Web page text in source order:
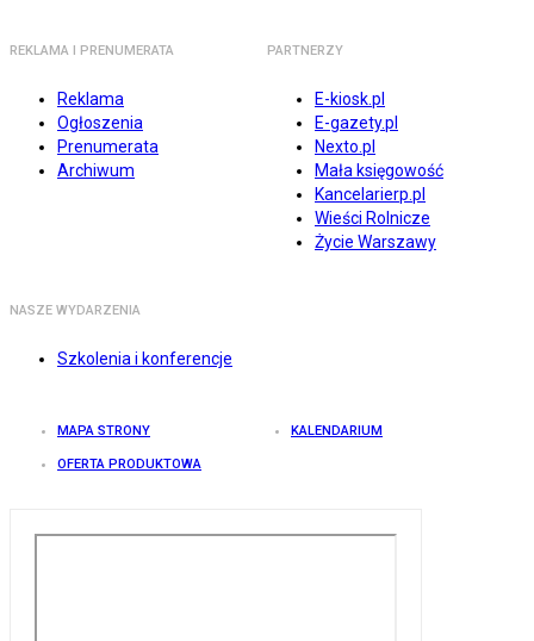
REKLAMA I PRENUMERATA
Reklama
Ogłoszenia
Prenumerata
Archiwum
PARTNERZY
E-kiosk.pl
E-gazety.pl
Nexto.pl
Mała księgowość
Kancelarierp.pl
Wieści Rolnicze
Życie Warszawy
NASZE WYDARZENIA
Szkolenia i konferencje
MAPA STRONY KALENDARIUM
OFERTA PRODUKTOWA